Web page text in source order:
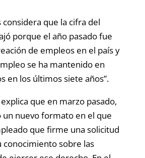
considera que la cifra del
porque el año pasado fue
de empleos en el país y
se ha mantenido en
en los últimos siete años”.
que en marzo pasado,
un nuevo formato en el que
que firme una solicitud
conocimiento sobre las